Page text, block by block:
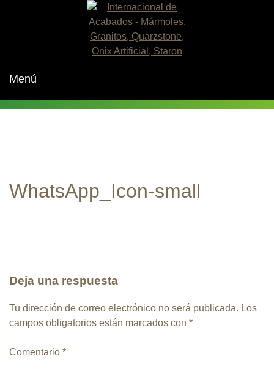
Menú
WhatsApp_Icon-small
Deja una respuesta
Tu dirección de correo electrónico no será publicada. Los
campos obligatorios están marcados con *
Comentario *